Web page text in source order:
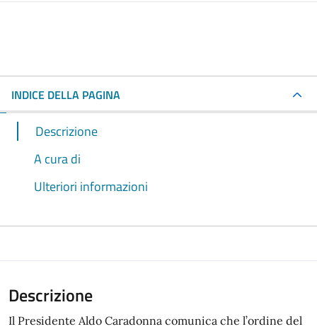
INDICE DELLA PAGINA
Descrizione
A cura di
Ulteriori informazioni
Descrizione
Il Presidente Aldo Caradonna comunica che l’ordine del